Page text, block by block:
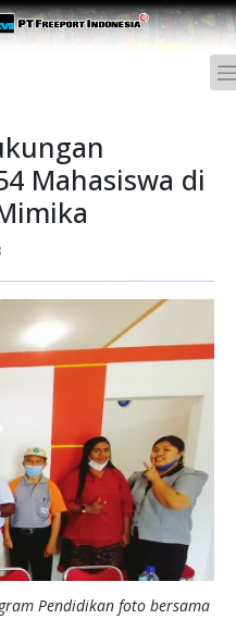
Pilih Bahasa :
Mahasiswa di
Pendidikan foto bersama